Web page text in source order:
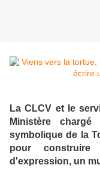
La CLCV et le
Ministère
symbolique de la
pour
d'expression, un